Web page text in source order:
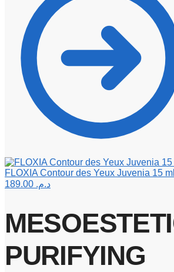
FLOXIA Contour des Yeux Juvenia 15 ml
د.م.
PURIFYING